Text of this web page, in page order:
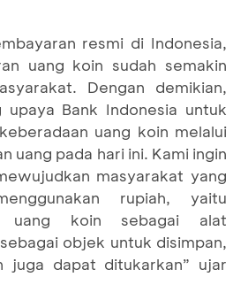
resmi di Indonesia,
uang koin sudah semakin
Dengan demikian,
upaya Bank Indonesia untuk
uang koin melalui
uang pada hari ini. Kami ingin
masyarakat yang
rupiah, yaitu
uang koin sebagai alat
objek untuk disimpan,
juga dapat ditukarkan” ujar